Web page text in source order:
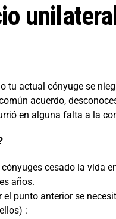
tu actual cónyuge se
acuerdo,
en alguna falta a la
cónyuges cesado la vida
años.
el punto anterior se
: